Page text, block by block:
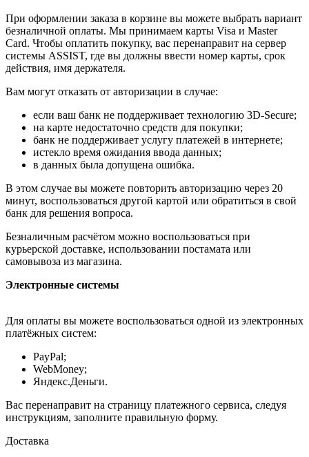
При оформлении заказа в корзине вы можете выбрать вариант
безналичной оплаты. Мы принимаем карты Visa и Master
Card. Чтобы оплатить покупку, вас перенаправит на сервер
системы ASSIST, где вы должны ввести номер карты, срок
действия, имя держателя.
Вам могут отказать от авторизации в случае:
если ваш банк не поддерживает технологию 3D-Secure;
на карте недостаточно средств для покупки;
банк не поддерживает услугу платежей в интернете;
истекло время ожидания ввода данных;
в данных была допущена ошибка.
В этом случае вы можете повторить авторизацию через 20
минут, воспользоваться другой картой или обратиться в свой
банк для решения вопроса.
Безналичным расчётом можно воспользоваться при
курьерской доставке, использовании постамата или
самовывоза из магазина.
Электронные системы
Для оплаты вы можете воспользоваться одной из электронных
платёжных систем:
PayPal;
WebMoney;
Яндекс.Деньги.
Вас перенаправит на страницу платежного сервиса, следуя
инструкциям, заполните правильную форму.
Доставка